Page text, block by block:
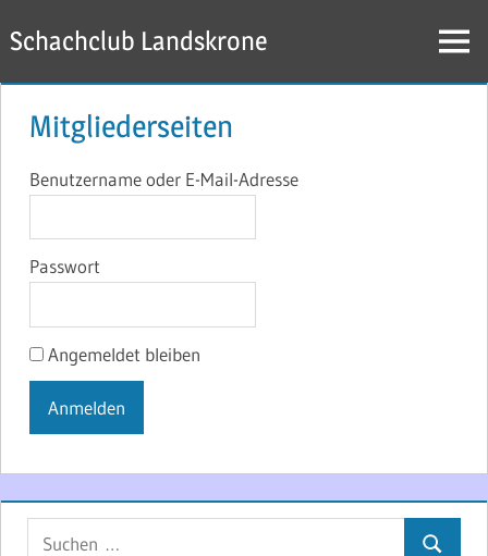
Inhalt
springen
Schachclub Landskrone Menü
Mitgliederseiten
Benutzername oder E-Mail-Adresse
Passwort
Angemeldet bleiben